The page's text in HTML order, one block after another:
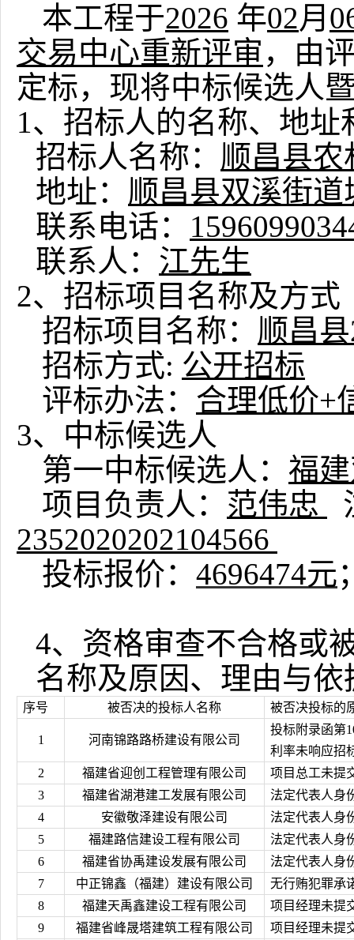
本工程于2026 年02月
交易中心重新评审 ，由
定标，现将中标候选人
1、招标人的名称、地址
招标人名称： 顺昌县农
地址： 顺昌县双溪街道
联系电话：
联系人： 江先生
2、招标项目名称及方式
招标项目名称： 顺昌
招标方式: 公开招标
评标办法： 合理低价+
3、中标候选人
第一中标候选人： 福
项目负责人： 范伟忠
2352020202104566
投标报价： 4696474元
4、 资格审查不合格或
名称及原因、理由与依
序号 被否决的投标人名称 被否决投标的
1 河南锦路路桥建设有限公司
投标附录函第
利率未响应招
2
福建省迎创工程管理有限公司
项目总工未提
3
福建省湖港建工发展有限公司
法定代表人身
4
安徽敬泽建设有限公司
法定代表人身
5
福建路信建设工程有限公司
法定代表人身
6
福建省协禹建设发展有限公司
法定代表人身
7
中正锦鑫（福建）建设有限公司
无行贿犯罪承
8
福建天禹鑫建设工程有限公司
项目经理未提
9
福建省峰晟塔建筑工程有限公司 项目经理未提